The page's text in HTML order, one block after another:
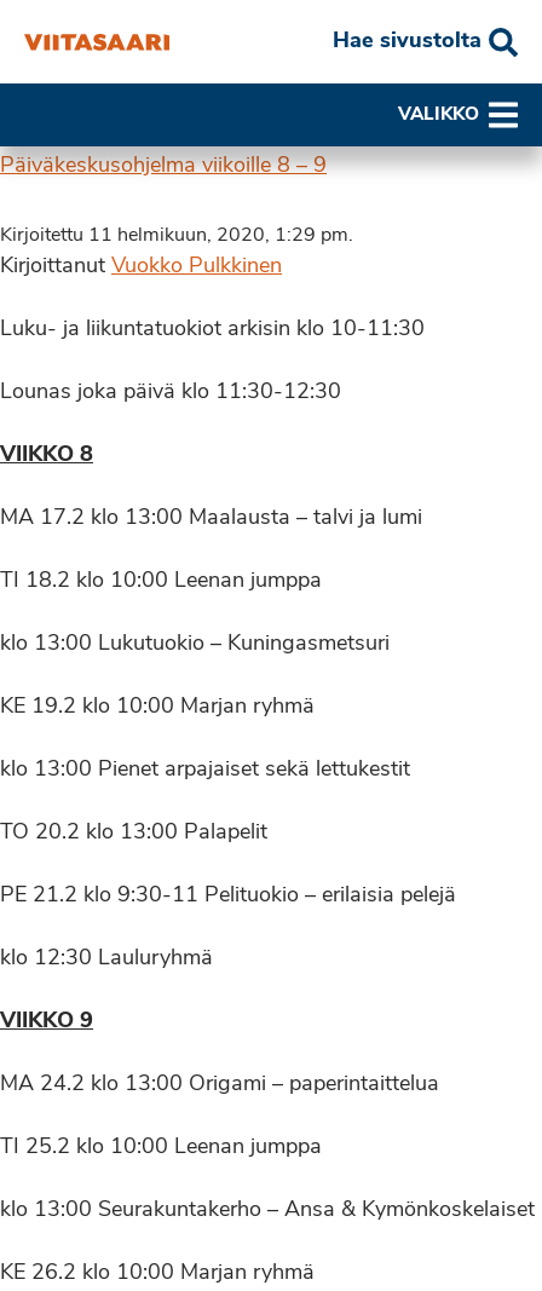
Hae sivustolta
VALIKKO
Päiväkeskusohjelma viikoille 8 – 9
Kirjoitettu 11 helmikuun, 2020, 1:29 pm.
Kirjoittanut Vuokko Pulkkinen
Luku- ja liikuntatuokiot arkisin klo 10-11:30
Lounas joka päivä klo 11:30-12:30
VIIKKO 8
MA 17.2 klo 13:00 Maalausta – talvi ja lumi
TI 18.2 klo 10:00 Leenan jumppa
klo 13:00 Lukutuokio – Kuningasmetsuri
KE 19.2 klo 10:00 Marjan ryhmä
klo 13:00 Pienet arpajaiset sekä lettukestit
TO 20.2 klo 13:00 Palapelit
PE 21.2 klo 9:30-11 Pelituokio – erilaisia pelejä
klo 12:30 Lauluryhmä
VIIKKO 9
MA 24.2 klo 13:00 Origami – paperintaittelua
TI 25.2 klo 10:00 Leenan jumppa
klo 13:00 Seurakuntakerho – Ansa & Kymönkoskelaiset
KE 26.2 klo 10:00 Marjan ryhmä